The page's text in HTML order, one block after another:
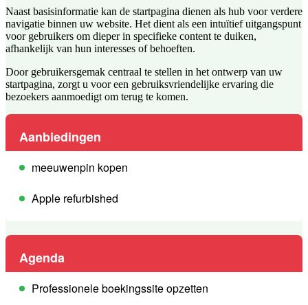
Naast basisinformatie kan de startpagina dienen als hub voor verdere
navigatie binnen uw website. Het dient als een intuïtief uitgangspunt
voor gebruikers om dieper in specifieke content te duiken,
afhankelijk van hun interesses of behoeften.
Door gebruikersgemak centraal te stellen in het ontwerp van uw
startpagina, zorgt u voor een gebruiksvriendelijke ervaring die
bezoekers aanmoedigt om terug te komen.
Aanbiedingen
meeuwenpin kopen
Apple refurbished
Agenda
Professionele boekingssite opzetten